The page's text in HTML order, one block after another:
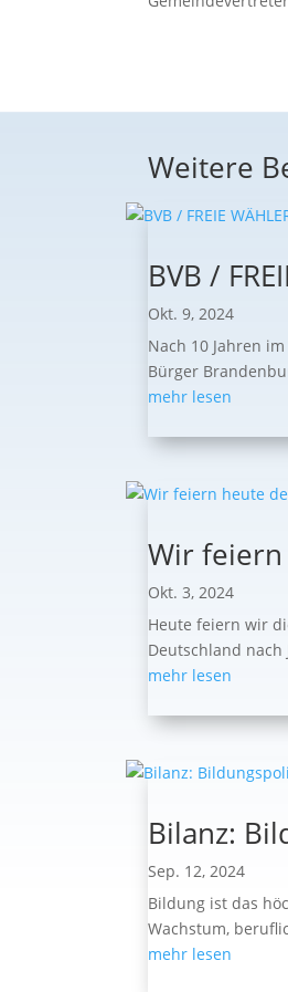
Weitere
BVB /
Okt. 9, 2024
Nach 10 Jahren
Bürger
mehr lesen
Wir feiern
Okt. 3, 2024
Heute feiern wir
Deutschland
mehr lesen
Bilanz:
Sep. 12, 2024
Bildung ist das
Wachstum,
mehr lesen